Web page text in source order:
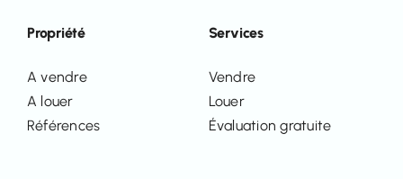
Services
Vendre
Louer
Évaluation gratuite
Propriété
A vendre
A louer
Références